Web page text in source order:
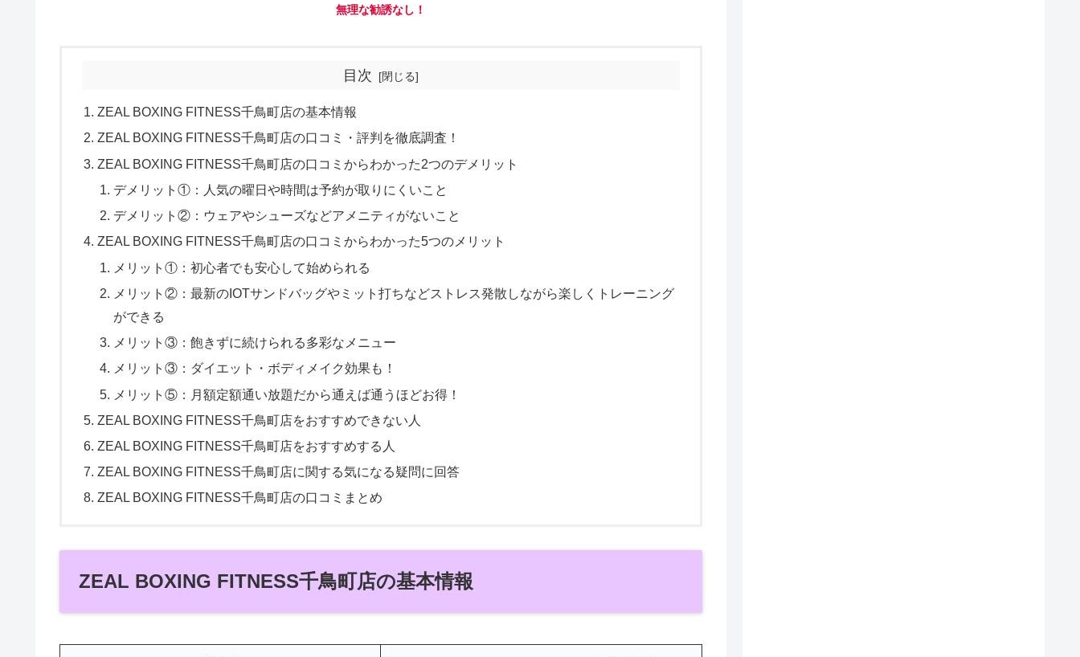
無理な勧誘なし！
目次
ZEAL BOXING FITNESS千鳥町店の基本情報
ZEAL BOXING FITNESS千鳥町店の口コミ・評判を徹底調査！
ZEAL BOXING FITNESS千鳥町店の口コミからわかった2つのデメリット
デメリット①：人気の曜日や時間は予約が取りにくいこと
デメリット②：ウェアやシューズなどアメニティがないこと
ZEAL BOXING FITNESS千鳥町店の口コミからわかった5つのメリット
メリット①：初心者でも安心して始められる
メリット②：最新のIOTサンドバッグやミット打ちなどストレス発散しながら楽しくトレーニング
ができる
メリット③：飽きずに続けられる多彩なメニュー
メリット③：ダイエット・ボディメイク効果も！
メリット⑤：月額定額通い放題だから通えば通うほどお得！
ZEAL BOXING FITNESS千鳥町店をおすすめできない人
ZEAL BOXING FITNESS千鳥町店をおすすめする人
ZEAL BOXING FITNESS千鳥町店に関する気になる疑問に回答
ZEAL BOXING FITNESS千鳥町店の口コミまとめ
ZEAL BOXING FITNESS千鳥町店の基本情報